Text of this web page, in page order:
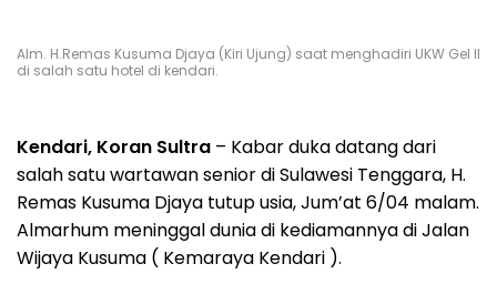
Alm. H.Remas Kusuma Djaya (Kiri Ujung) saat menghadiri UKW Gel II
di salah satu hotel di kendari.
Kendari, Koran Sultra – Kabar duka datang dari
salah satu wartawan senior di Sulawesi Tenggara, H.
Remas Kusuma Djaya tutup usia, Jum’at 6/04 malam.
Almarhum meninggal dunia di kediamannya di Jalan
Wijaya Kusuma ( Kemaraya Kendari ).